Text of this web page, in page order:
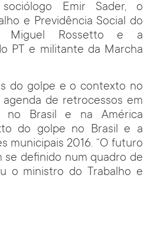
Emir Sader, o
e Previdência Social do
Miguel Rossetto e a
PT e militante da Marcha
do golpe e o contexto no
de retrocessos em
no Brasil e na América
do golpe no Brasil e a
municipais 2016. “O futuro
definido num quadro de
o ministro do Trabalho e